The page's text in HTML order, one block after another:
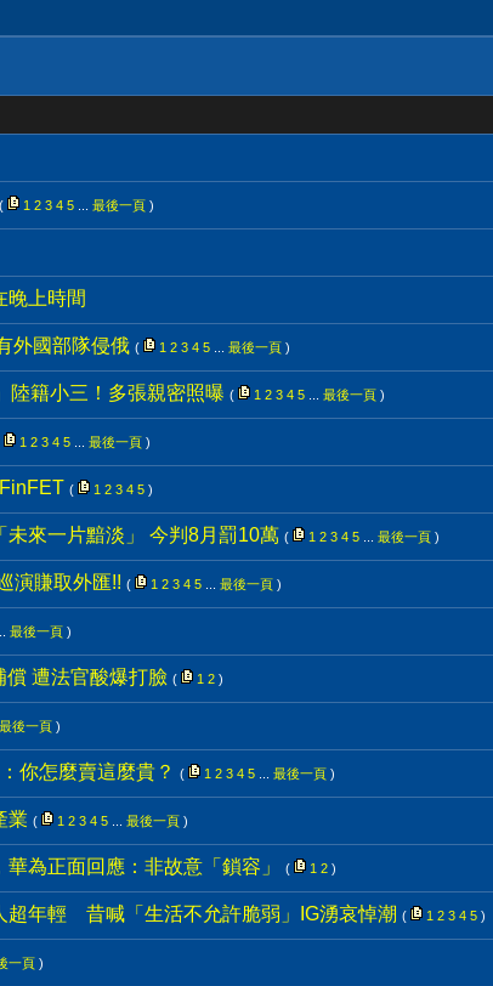
( 1 2 3 4 5 最後一頁 )
晚上時間
外國部隊侵俄 ( 1 2 3 4 5 最後一頁 )
陸籍小三！多張親密照曝 ( 1 2 3 4 5 最後一頁 )
1 2 3 4 5 最後一頁 )
( 1 2 3 4 5 )
來一片黯淡」 今判8月罰10萬 ( 1 2 3 4 5 最後一頁 )
演賺取外匯!! ( 1 2 3 4 5 最後一頁 )
最後一頁 )
償 遭法官酸爆打臉 ( 1 2 )
最後一頁 )
你怎麼賣這麼貴？ ( 1 2 3 4 5 最後一頁 )
業 ( 1 2 3 4 5 最後一頁 )
為正面回應：非故意「鎖容」 ( 1 2 )
超年輕 昔喊「生活不允許脆弱」IG湧哀悼潮 ( 1 2 3 4 5 )
一頁 )